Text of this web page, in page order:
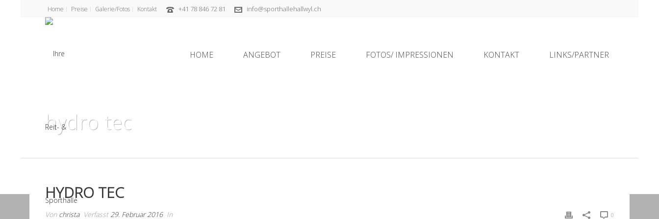
Home Preise Galerie/Fotos Kontakt +41 78 846 72 81 info@sporthallehallwyl.ch
HOME ANGEBOT PREISE FOTOS/ IMPRESSIONEN KONTAKT LINKS/PARTNER
hydro tec
HYDRO TEC
Von christa Verfasst 29. Februar 2016 In 0